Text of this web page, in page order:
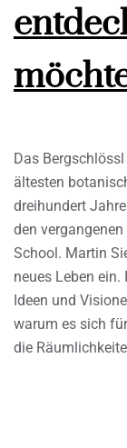
Das
ältesten
dreihundert
den
School. Martin
neues Leben
Ideen und
warum es sich
die